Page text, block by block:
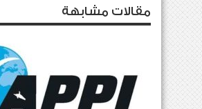
مقالات مشابهة